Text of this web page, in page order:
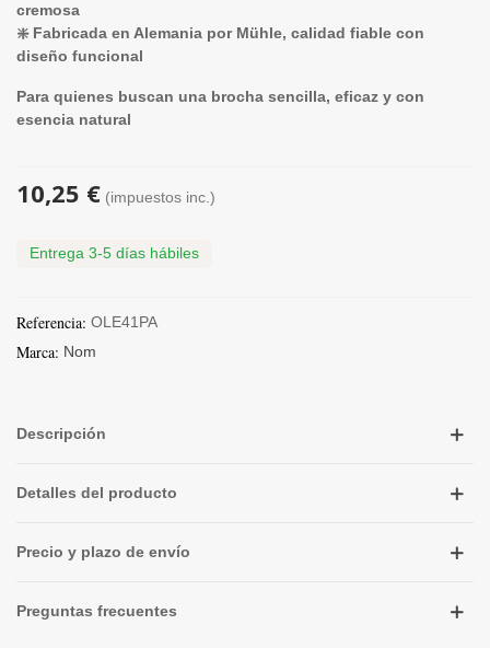
cremosa
❇️ Fabricada en Alemania por Mühle, calidad fiable con
diseño funcional
Para quienes buscan una brocha sencilla, eficaz y con
esencia natural
10,25 € (impuestos inc.)
Entrega 3-5 días hábiles
Referencia: OLE41PA
Marca: Nom
Descripción
Detalles del producto
Precio y plazo de envío
Preguntas frecuentes